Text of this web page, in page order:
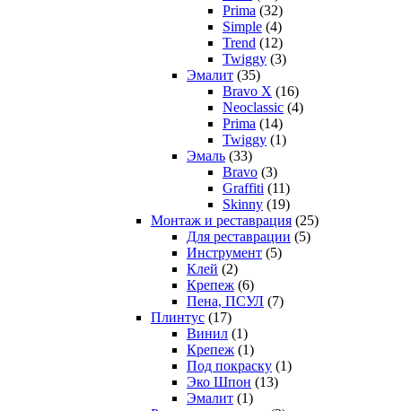
Prima (32)
Simple (4)
Trend (12)
Twiggy (3)
Эмалит (35)
Bravo X (16)
Neoclassic (4)
Prima (14)
Twiggy (1)
Эмаль (33)
Bravo (3)
Graffiti (11)
Skinny (19)
Монтаж и реставрация (25)
Для реставрации (5)
Инструмент (5)
Клей (2)
Крепеж (6)
Пена, ПСУЛ (7)
Плинтус (17)
Винил (1)
Крепеж (1)
Под покраску (1)
Эко Шпон (13)
Эмалит (1)